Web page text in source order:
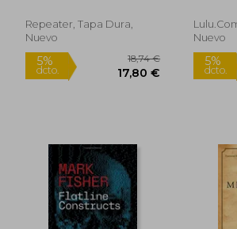
12,00 €
Repeater, Tapa Dura,
Nuevo
Nuevo